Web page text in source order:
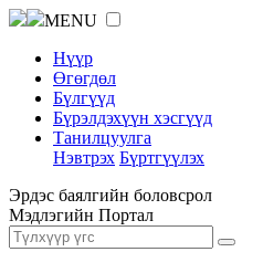
MENU
Нүүр
Өгөгдөл
Бүлгүүд
Бүрэлдэхүүн хэсгүүд
Танилцуулга
Нэвтрэх Бүртгүүлэх
Эрдэс баялгийн боловсрол
Мэдлэгийн Портал